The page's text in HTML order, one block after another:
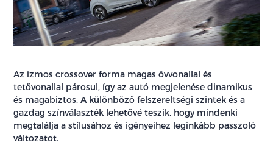
Az izmos crossover forma magas övvonallal és
tetővonallal párosul, így az autó megjelenése dinamikus
és magabiztos. A különböző felszereltségi szintek és a
gazdag színválaszték lehetővé teszik, hogy mindenki
megtalálja a stílusához és igényeihez leginkább passzoló
változatot.